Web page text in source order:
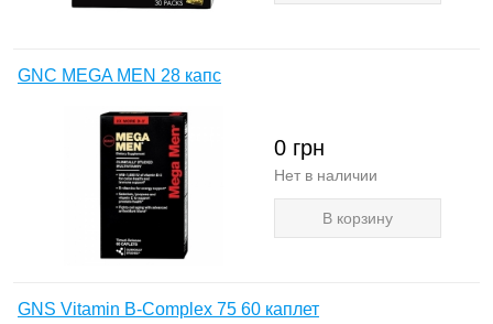
GNC MEGA MEN 28 капс
0 грн
Нет в наличии
В корзину
GNS Vitamin B-Complex 75 60 каплет